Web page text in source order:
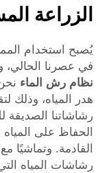
الزراعة
يُصبح استخدام
في عصرنا الحالي،
نظام رش الماء
هدر المياه، وذلك
الحفاظ على
القادمة. وتماشيًا
رشاشات المياه